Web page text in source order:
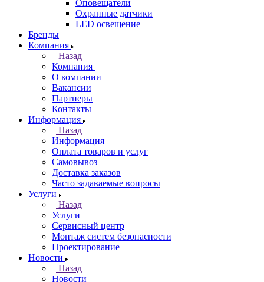
Оповещатели
Охранные датчики
LED освещение
Бренды
Компания
Назад
Компания
О компании
Вакансии
Партнеры
Контакты
Информация
Назад
Информация
Оплата товаров и услуг
Самовывоз
Доставка заказов
Часто задаваемые вопросы
Услуги
Назад
Услуги
Сервисный центр
Монтаж систем безопасности
Проектирование
Новости
Назад
Новости